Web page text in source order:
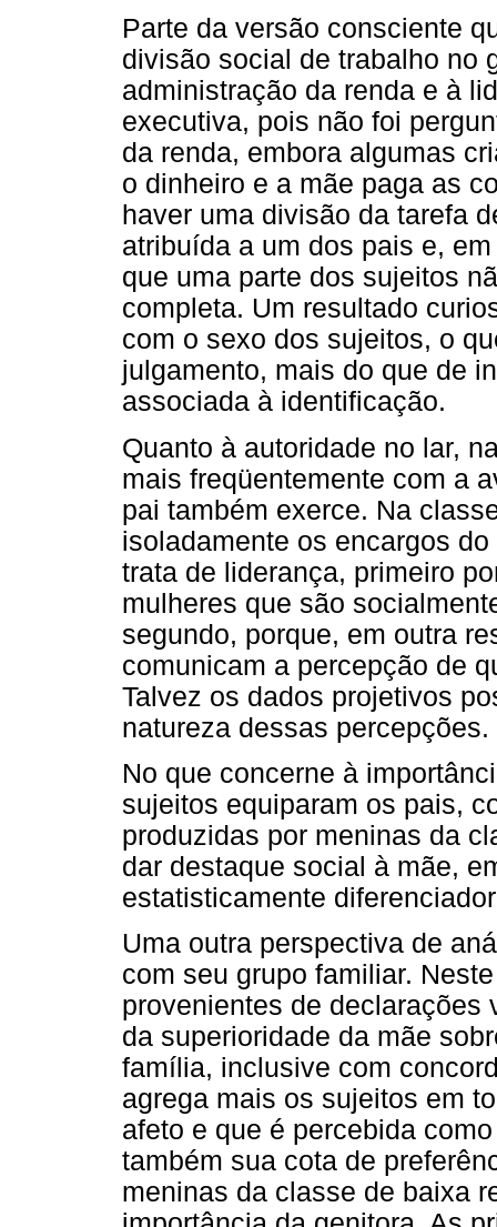
Parte da versão consciente
divisão social de trabalho no
administração da renda e à
executiva, pois não foi
da renda, embora algumas
o dinheiro e a mãe paga as
haver uma divisão da tarefa
atribuída a um dos pais e,
que uma parte dos sujeitos
completa. Um resultado
com o sexo dos sujeitos, o
julgamento, mais do que de
associada à identificação.
Quanto à autoridade no lar,
mais freqüentemente com a
pai também exerce. Na
isoladamente os encargos
trata de liderança, primeiro
mulheres que são
segundo, porque, em outra
comunicam a percepção de
Talvez os dados projetivos
natureza dessas percepções.
No que concerne à
sujeitos equiparam os pais,
produzidas por meninas da
dar destaque social à mãe,
estatisticamente
Uma outra perspectiva de
com seu grupo familiar.
provenientes de declarações
da superioridade da mãe
família, inclusive com
agrega mais os sujeitos em
afeto e que é percebida
também sua cota de
meninas da classe de baixa